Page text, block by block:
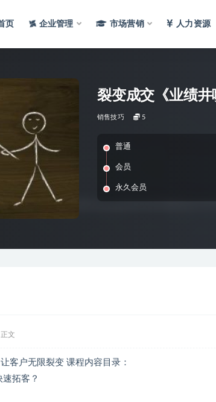
页 企业管理 市场营销 人力资源
裂变成交《业绩
销售技巧 5
普通
会员
永久会员
正文
客户无限裂变 课程内容目录：
拓客？